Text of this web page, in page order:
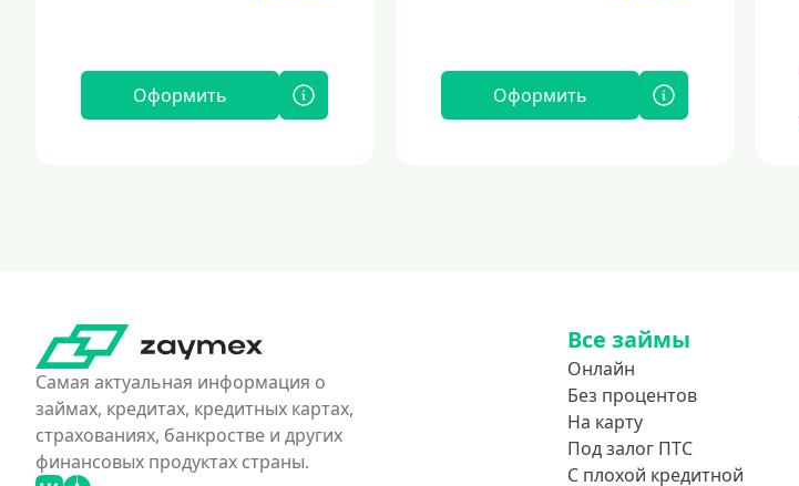
Оформить Оформить
Самая актуальная информация о
займах, кредитах, кредитных картах,
страхованиях, банкростве и других
финансовых продуктах страны.
Все займы
Онлайн
Без процентов
На карту
Под залог ПТС
С плохой кредитной